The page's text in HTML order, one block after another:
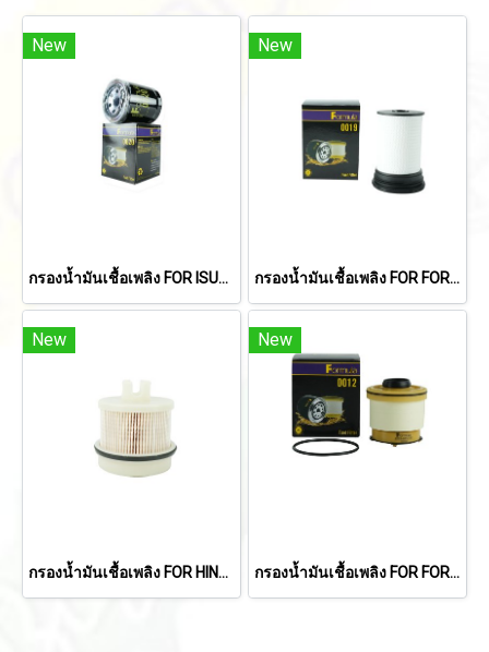
New
กรองน้ำมันเชื้อเพลิง FOR ISUZU DECA ใหม่ 6HH1, 6HE1/ HINO FM18
New
กรองน้ำมันเชื้อเพลิง FOR FORD RANGER 1998-2011/ MAZDA BT50 2006-2010/CX-5 2013-2016/TOYOTA TIGER 2001-2004/MIGHTY-X 1991-1997 (2.8L)
New
กรองน้ำมันเชื้อเพลิง FOR HINO 300 INNOVATOR X (NO4C-VA)(XZU600R-HKMLKT3) (23390-78220, 23304-EV051, 23304-EV052)
New
กรองน้ำมันเชื้อเพลิง FOR FORD RANGER'12-'18/ EVEREST 2.2L,3.2L/MAZDA BT-50 PRO